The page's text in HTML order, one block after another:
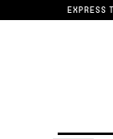
EXPRESS